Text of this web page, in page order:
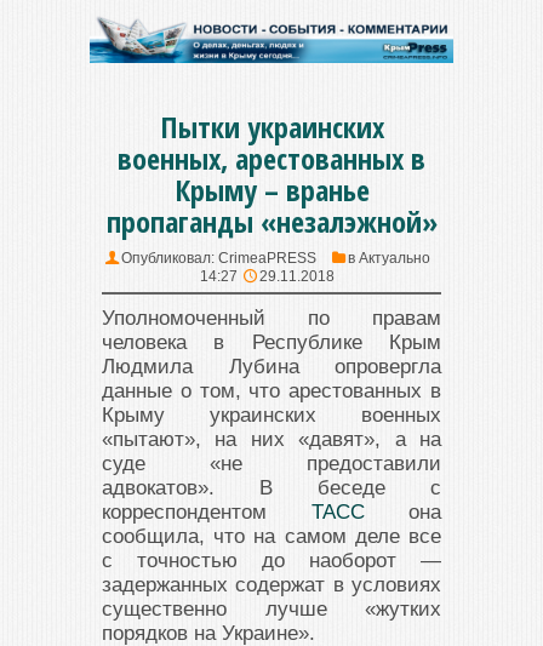
Пытки украинских
военных, арестованных в
Крыму – вранье
пропаганды «незалэжной»
Опубликовал: CrimeaPRESS в Актуально
14:27
29.11.2018
Уполномоченный по правам
человека в Республике Крым
Людмила Лубина опровергла
данные о том, что арестованных в
Крыму украинских военных
«пытают», на них «давят», а на
суде «не предоставили
адвокатов». В беседе с
корреспондентом ТАССона
сообщила, что на самом деле все
с точностью до наоборот —
задержанных содержат в условиях
существенно лучше «жутких
порядков на Украине».